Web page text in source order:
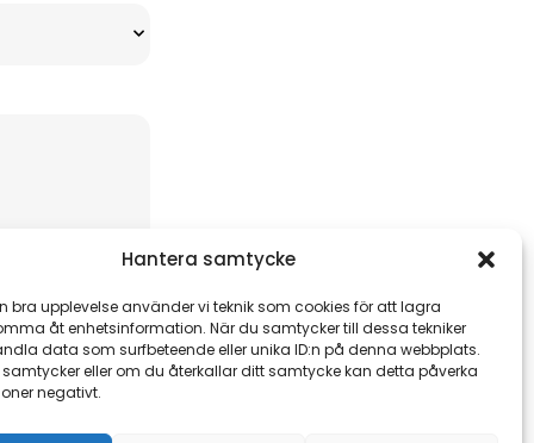
Hantera samtycke
bra upplevelse använder vi teknik som cookies för att lagra
åt enhetsinformation. När du samtycker till dessa tekniker
data som surfbeteende eller unika ID:n på denna webbplats.
eller om du återkallar ditt samtycke kan detta påverka
negativt.